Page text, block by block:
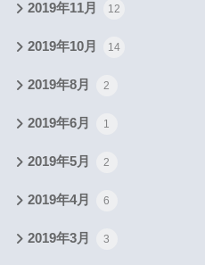
2019年11月 12
2019年10月 14
2019年8月 2
2019年6月 1
2019年5月 2
2019年4月 6
2019年3月 3